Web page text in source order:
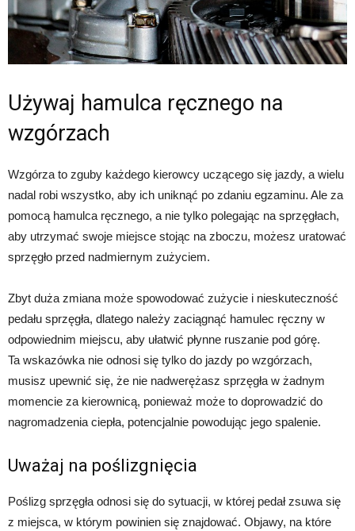
Używaj hamulca ręcznego na
wzgórzach
Wzgórza to zguby każdego kierowcy uczącego się jazdy, a wielu
nadal robi wszystko, aby ich uniknąć po zdaniu egzaminu. Ale za
pomocą hamulca ręcznego, a nie tylko polegając na sprzęgłach,
aby utrzymać swoje miejsce stojąc na zboczu, możesz uratować
sprzęgło przed nadmiernym zużyciem.
Zbyt duża zmiana może spowodować zużycie i nieskuteczność
pedału sprzęgła, dlatego należy zaciągnąć hamulec ręczny w
odpowiednim miejscu, aby ułatwić płynne ruszanie pod górę.
Ta wskazówka nie odnosi się tylko do jazdy po wzgórzach,
musisz upewnić się, że nie nadwerężasz sprzęgła w żadnym
momencie za kierownicą, ponieważ może to doprowadzić do
nagromadzenia ciepła, potencjalnie powodując jego spalenie.
Uważaj na poślizgnięcia
Poślizg sprzęgła odnosi się do sytuacji, w której pedał zsuwa się
z miejsca, w którym powinien się znajdować. Objawy, na które